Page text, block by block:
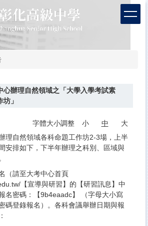
心辦理自然領域之「大學入學考試素
」
字體大小調整 小 中
大
理自然領域各科命題工作坊2-3場，上半
安排如下，下半年辦理之科別、區域與
（請至大考中心首頁
【宣導與研習】的【研習訊息】中
名密碼：【9b4eaadc】 （字母大小寫
碼登錄報名）。各科會議舉辦日期與報